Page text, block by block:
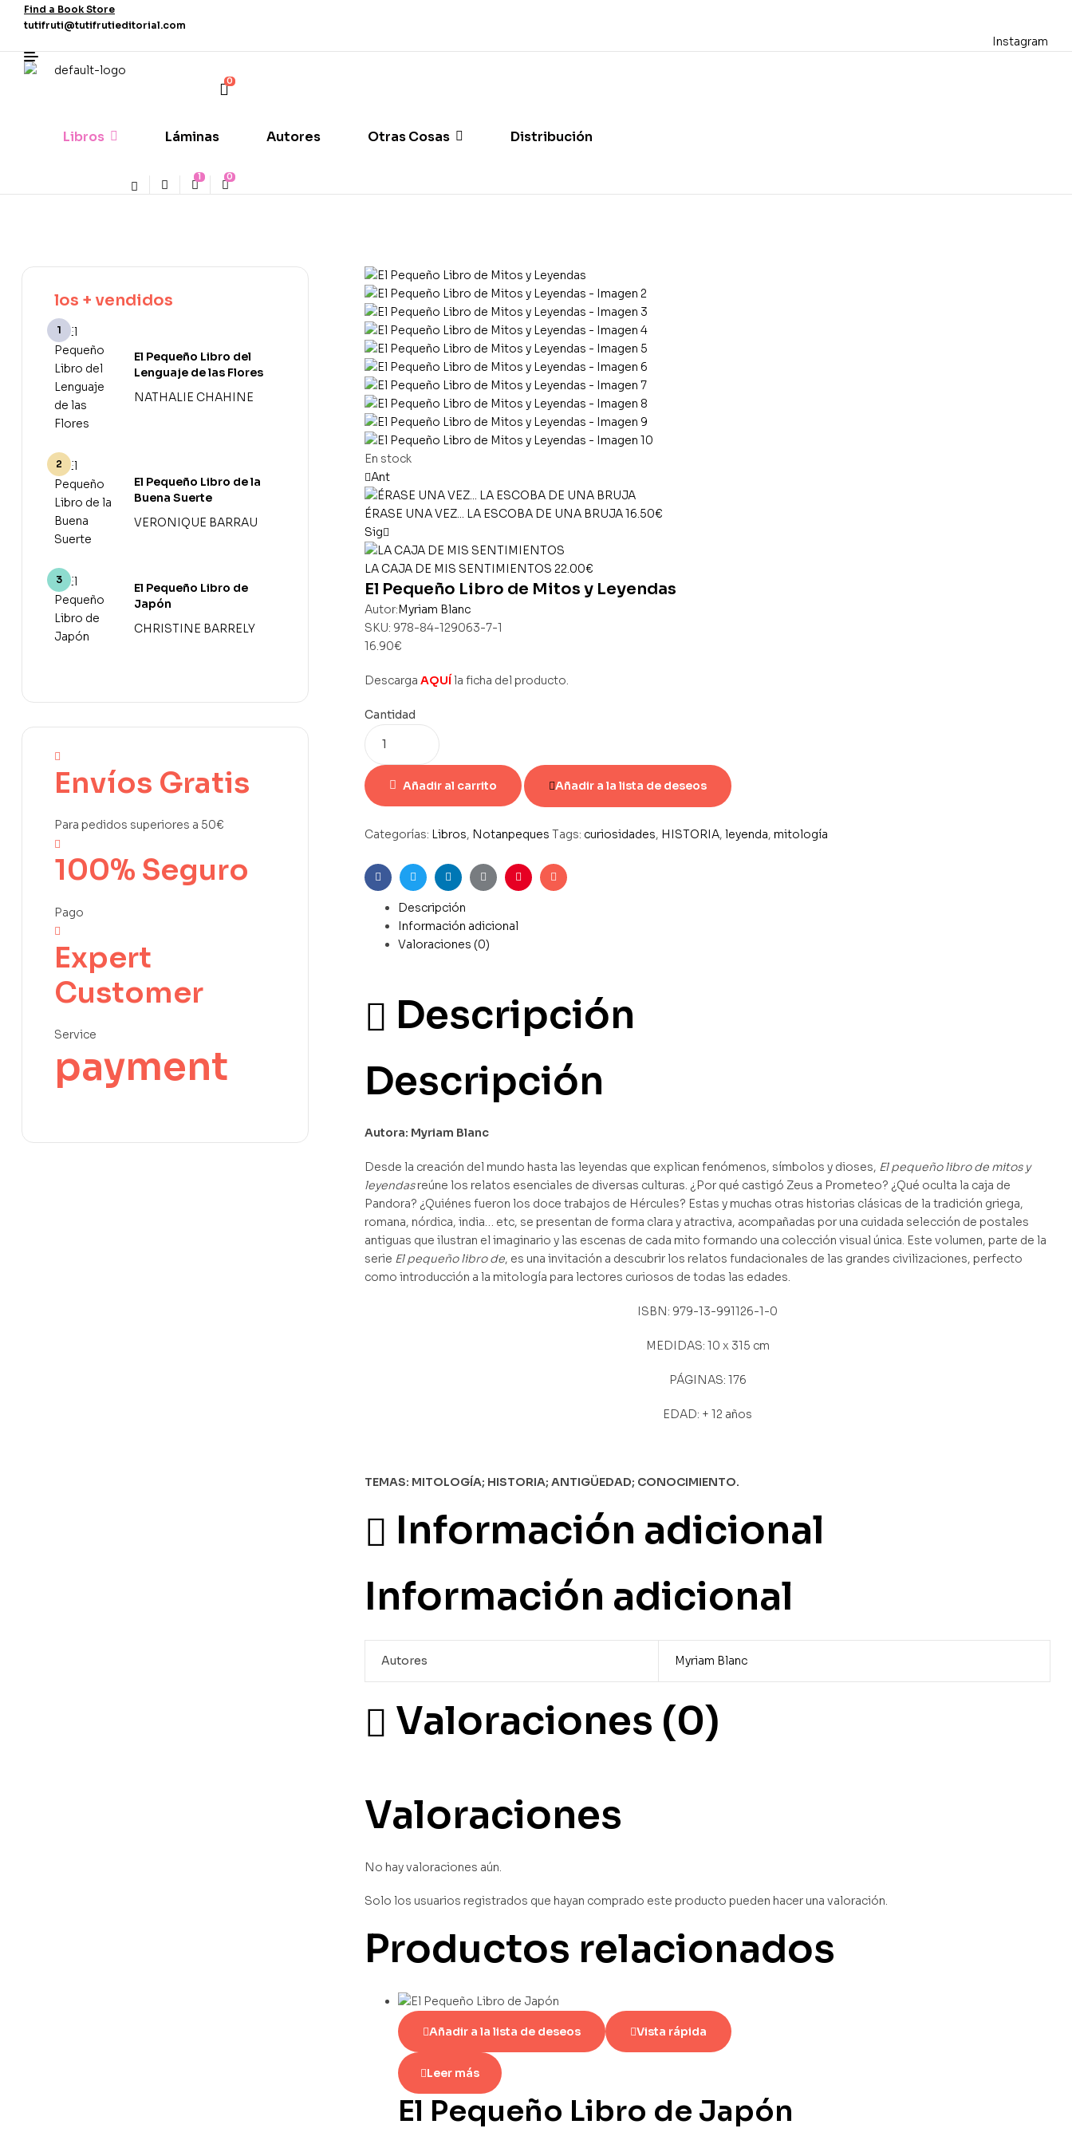
Find a Book Store
tutifruti@tutifrutieditorial.com
Instagram
0
Libros Láminas Autores Otras Cosas Distribución
1 0
Availability:
En stock
Ant
ÉRASE UNA VEZ... LA ESCOBA DE UNA BRUJA16.50€
Sig
LA CAJA DE MIS SENTIMIENTOS 22.00€
El Pequeño Libro de Mitos y Leyendas
Autor:Myriam Blanc
SKU: 978-84-129063-7-1
16.90€
Descarga AQUÍla ficha del producto.
Cantidad
Añadir al carrito Añadir a la lista de deseos
Categorías: Libros, Notanpeques Tags: curiosidades, HISTORIA, leyenda, mitología
FacebookTwitterLinkedinGoogle+PinterestEmail
Descripción
Información adicional
Valoraciones (0)
Descripción
Descripción
Autora: Myriam Blanc
Desde la creación del mundo hasta las leyendas que explican fenómenos, símbolos y dioses, El pequeño libro de mitos y
leyendas reúne los relatos esenciales de diversas culturas. ¿Por qué castigó Zeus a Prometeo? ¿Qué oculta la caja de
Pandora? ¿Quiénes fueron los doce trabajos de Hércules? Estas y muchas otras historias clásicas de la tradición griega,
romana, nórdica, india… etc, se presentan de forma clara y atractiva, acompañadas por una cuidada selección de postales
antiguas que ilustran el imaginario ylas escenas de cada mito formando una colección visual única. Este volumen, parte de la
serie El pequeño libro de, es una invitación a descubrirlos relatos fundacionales de las grandes civilizaciones, perfecto
como introducción a la mitología para lectores curiosos de todas las edades.
ISBN: 979-13-991126-1-0
MEDIDAS: 10 x 315 cm
PÁGINAS: 176
EDAD: + 12 años
TEMAS: MITOLOGÍA; HISTORIA; ANTIGÜEDAD; CONOCIMIENTO.
Información adicional
Información adicional
Autores Myriam Blanc
Valoraciones (0)
Valoraciones
No hay valoraciones aún.
Solo los usuarios registrados que hayan comprado este producto pueden hacer una valoración.
Productos relacionados
Añadir a la lista de deseos Vista rápida
Leer más
El Pequeño Libro de Japón
los + vendidos
El Pequeño Libro del
Lenguaje de las Flores
NATHALIE CHAHINE
El Pequeño Libro de la
Buena Suerte
VERONIQUE BARRAU
El Pequeño Libro de
Japón
CHRISTINE BARRELY
Envíos Gratis
Para pedidos superiores a 50€
100% Seguro
Pago
Expert
Customer
Service
payment